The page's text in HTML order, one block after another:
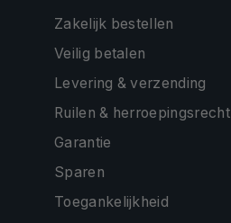
Zakelijk bestellen
Veilig betalen
Levering & verzending
Ruilen & herroepingsrecht
Garantie
Sparen
Toegankelijkheid